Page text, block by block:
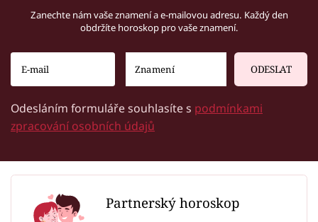
Zanechte nám vaše znamení a e-mailovou adresu. Každý den
obdržíte horoskop pro vaše znamení.
ODESLAT
Odesláním formuláře souhlasíte s podmínkami
zpracování osobních údajů
Partnerský horoskop